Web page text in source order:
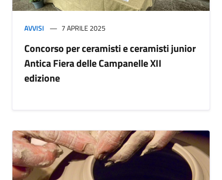
AVVISI 7 APRILE 2025
Concorso per ceramisti e ceramisti junior
Antica Fiera delle Campanelle XII
edizione